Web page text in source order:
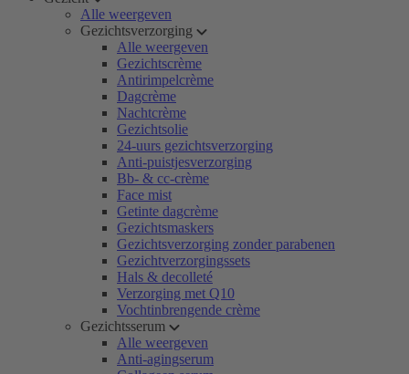
Alle weergeven
Gezichtsverzorging
Alle weergeven
Gezichtscrème
Antirimpelcrème
Dagcrème
Nachtcrème
Gezichtsolie
24-uurs gezichtsverzorging
Anti-puistjesverzorging
Bb- & cc-crème
Face mist
Getinte dagcrème
Gezichtsmaskers
Gezichtsverzorging zonder parabenen
Gezichtverzorgingssets
Hals & decolleté
Verzorging met Q10
Vochtinbrengende crème
Gezichtsserum
Alle weergeven
Anti-agingserum